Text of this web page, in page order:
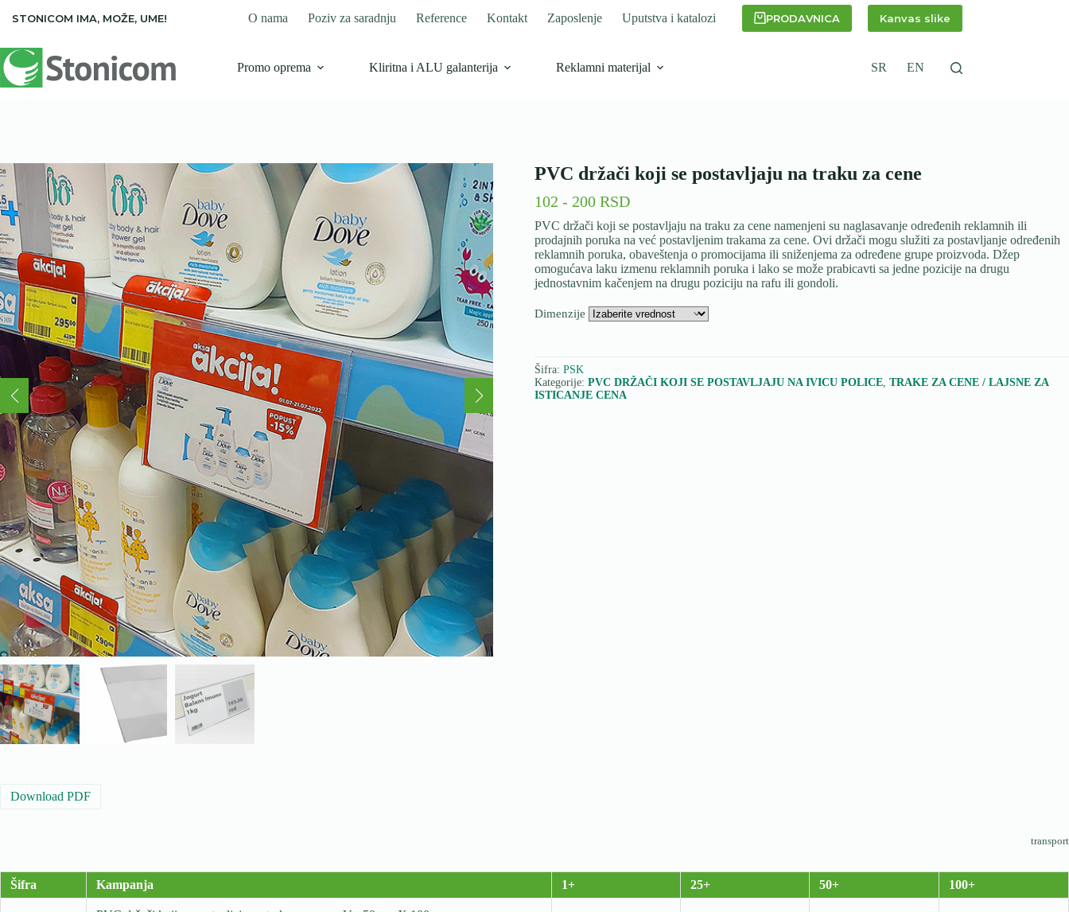
STONICOM IMA, MOŽE, UME! O nama Poziv za saradnju Reference Kontakt Zaposlenje Uputstva i katalozi PRODAVNICA Kanvas slike
Promo oprema Kliritna i ALU galanterija Reklamni materijal SR EN
PVC držači koji se postavljaju na traku za cene
102 - 200 RSD
PVC držači koji se postavljaju na traku za cene namenjeni su naglasavanje određenih reklamnih ili
prodajnih poruka na već postavljenim trakama za cene. Ovi držači mogu služiti za postavljanje određenih
reklamnih poruka, obaveštenja o promocijama ili sniženjema za određene grupe proizvoda. Džep
omogućava laku izmenu reklamnih poruka i lako se može prabicavti sa jedne pozicije na drugu
jednostavnim kačenjem na drugu poziciju na rafu ili gondoli.
Dimenzije
Šifra: PSK
Kategorije: PVC DRŽAČI KOJI SE POSTAVLJAJU NA IVICU POLICE, TRAKE ZA CENE / LAJSNE ZA
ISTICANJE CENA
Download PDF
transport
Šifra Kampanja 1+ 25+ 50+ 100+